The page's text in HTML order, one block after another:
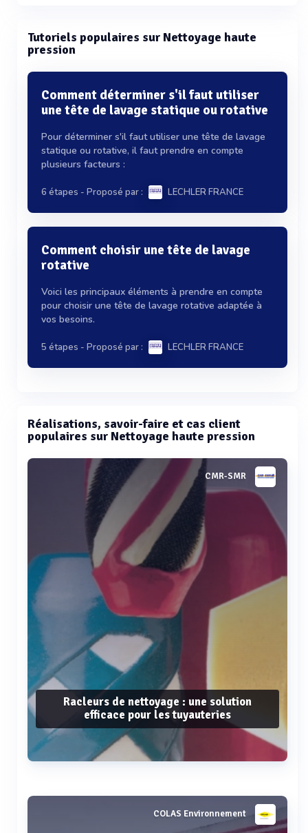
Tutoriels populaires sur Nettoyage haute
pression
Comment déterminer s'il faut utiliser
une tête de lavage statique ou rotative
Pour déterminer s'il faut utiliser une tête de lavage
statique ou rotative, il faut prendre en compte
plusieurs facteurs :
6 étapes - Proposé par : LECHLER FRANCE
Comment choisir une tête de lavage
rotative
Voici les principaux éléments à prendre en compte
pour choisir une tête de lavage rotative adaptée à
vos besoins.
5 étapes - Proposé par : LECHLER FRANCE
Réalisations, savoir-faire et cas client
populaires sur Nettoyage haute pression
CMR-SMR
Racleurs de nettoyage : une solution
efficace pour les tuyauteries
Voir plus
COLAS Environnement